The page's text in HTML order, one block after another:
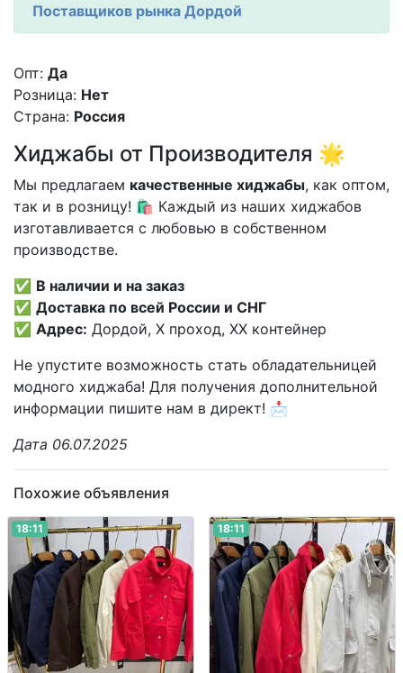
Поставщиков рынка Дордой
Опт: Да
Розница: Нет
Страна: Россия
Хиджабы от Производителя 🌟
Мы предлагаем качественные хиджабы, как оптом,
так и в розницу! 🛍️ Каждый из наших хиджабов
изготавливается с любовью в собственном
производстве.
✅ В наличии и на заказ
✅ Доставка по всей России и СНГ
✅ Адрес: Дордой, X проход, XX контейнер
Не упустите возможность стать обладательницей
модного хиджаба! Для получения дополнительной
информации пишите нам в директ! 📩
Дата 06.07.2025
Похожие объявления
18:11 18:11